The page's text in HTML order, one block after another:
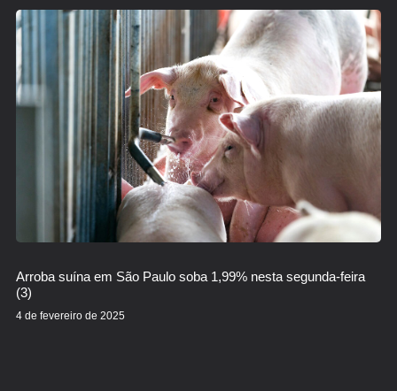
Arroba suína em São Paulo soba 1,99% nesta segunda-feira
(3)
4 de fevereiro de 2025